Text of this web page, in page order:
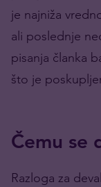
je najniža
ali poslednje
pisanja članka
što je
Čemu se
Razloga za